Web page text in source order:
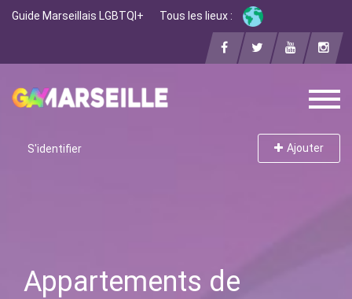
Guide Marseillais LGBTQI+ Tous les lieux :
S'identifier Ajouter
Appartements de